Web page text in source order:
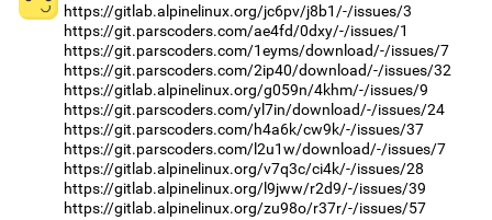
https://gitlab.alpinelinux.org/jc6pv/j8b1/-/issues/3
https://git.parscoders.com/ae4fd/0dxy/-/issues/1
https://git.parscoders.com/1eyms/download/-/issues/7
https://git.parscoders.com/2ip40/download/-/issues/32
https://gitlab.alpinelinux.org/g059n/4khm/-/issues/9
https://git.parscoders.com/yl7in/download/-/issues/24
https://git.parscoders.com/h4a6k/cw9k/-/issues/37
https://git.parscoders.com/l2u1w/download/-/issues/7
https://gitlab.alpinelinux.org/v7q3c/ci4k/-/issues/28
https://gitlab.alpinelinux.org/l9jww/r2d9/-/issues/39
https://gitlab.alpinelinux.org/zu98o/r37r/-/issues/57